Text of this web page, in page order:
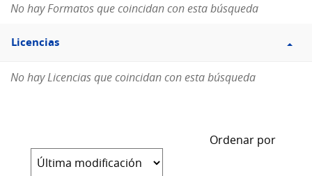
No hay Formatos que coincidan con esta búsqueda
Filtro
Licencias
Licencias
No hay Licencias que coincidan con esta búsqueda
Ordenar por